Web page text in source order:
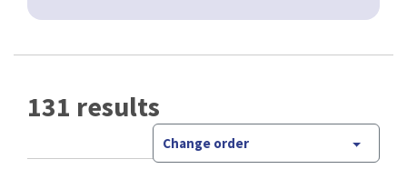
131 results
Change order